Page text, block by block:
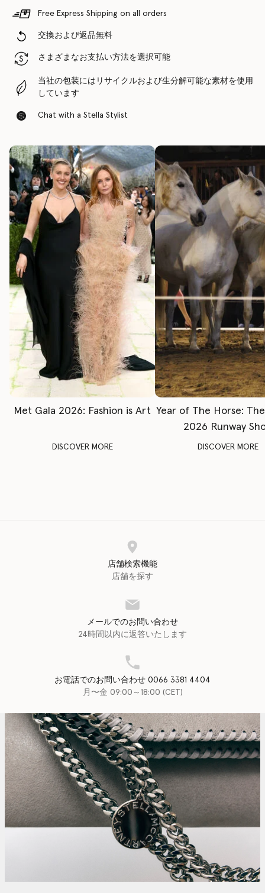
Free Express Shipping on all orders
交換および返品無料
さまざまなお支払い方法を選択可能
当社の包装にはリサイクルおよび生分解可能な素材を使用
しています
Chat with a Stella Stylist
Met Gala 2026: Fashion is Art
DISCOVER MORE
Year of The Horse:
2026 Runway
DISCOVER MORE
店舗検索機能
店舗を探す
メールでのお問い合わせ
24時間以内に返答いたします
お電話でのお問い合わせ 0066 3381 4404
月〜金 09:00～18:00 (CET)